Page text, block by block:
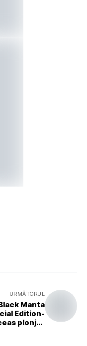
URMĂTORUL
Manta
Edition-
plonjor